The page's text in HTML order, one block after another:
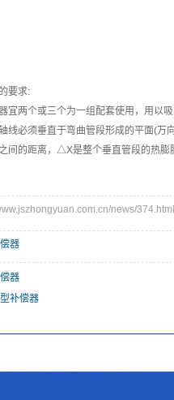
要求:
宜两个或三个为一组配套使用，用以
线必须垂直于弯曲管段形成的平面(万
间的距离，△X是整个垂直管段的热膨
news/374.html
器
器
补偿器